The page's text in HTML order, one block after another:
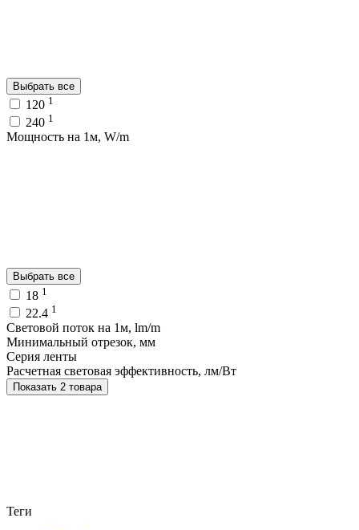
Выбрать все
120 1
240 1
Мощность на 1м, W/m
Выбрать все
18 1
22.4 1
Световой поток на 1м, lm/m
Минимальный отрезок, мм
Серия ленты
Расчетная световая эффективность, лм/Вт
Показать 2 товара
Теги